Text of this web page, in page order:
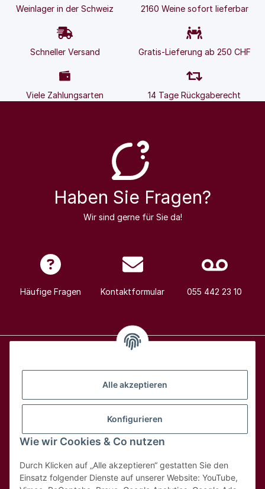
Alle akzeptieren
Konfigurieren
Wie wir Cookies & Co nutzen
Durch Klicken auf „Alle akzeptieren“ gestatten Sie den
Einsatz folgender Dienste auf unserer Website: YouTube,
Weinlager in der Schweiz 2160 Weine sofort lieferbar
Schneller Versand Gratis-Lieferung ab 250 CHF
Viele Zahlungsarten 14 Tage Rückgaberecht
Haben Sie Fragen?
Wir sind gerne für Sie da!
Häufige Fragen Kontaktformular 055 442 23 10
Hilfe & Kontakt
Rechtliches